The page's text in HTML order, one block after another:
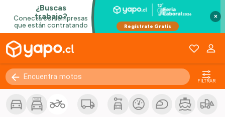
×
FILTRAR